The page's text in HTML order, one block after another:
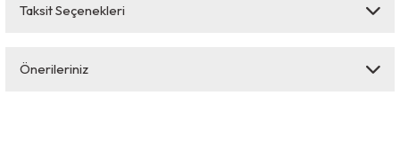
Bu ürüne ilk yorumu siz yapın!
Taksit Seçenekleri
Önerileriniz